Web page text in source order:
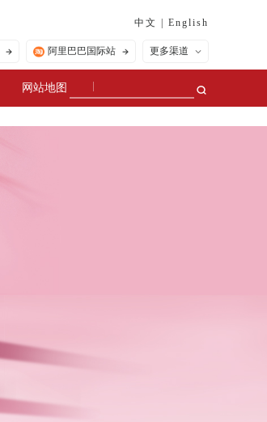
中文 English
阿里巴巴国际站 更多渠道
网站地图